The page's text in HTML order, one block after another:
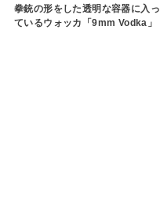
拳銃の形をした透明な容器に入っ
ているウォッカ「9mm Vodka」